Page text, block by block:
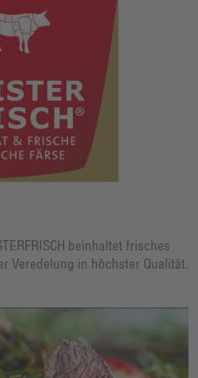
beinhaltet frisches
Veredelung in höchster Qualität.